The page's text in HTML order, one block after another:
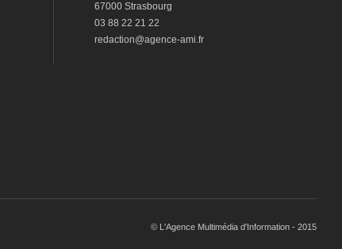
67000 Strasbourg
03 88 22 21 22
redaction@agence-ami.fr
© L'Agence Multimédia d'Information - 2015